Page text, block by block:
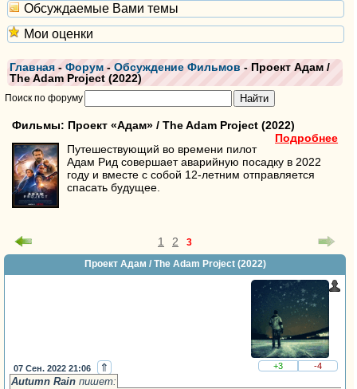
Обсуждаемые Вами темы
Мои оценки
Главная - Форум - Обсуждение Фильмов - Проект Адам /
The Adam Project (2022)
Поиск по форуму
Фильмы: Проект «Адам» / The Adam Project (2022)
Подробнее
Путешествующий во времени пилот
Адам Рид совершает аварийную посадку в 2022
году и вместе с собой 12-летним отправляется
спасать будущее.
1 2
3
Проект Адам / The Adam Project (2022)
07 Сен. 2022 21:06 ⇑ +3 -4
Autumn Rain пишет: